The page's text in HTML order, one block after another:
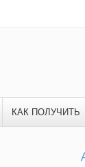
КАК ПОЛУЧИТЬ